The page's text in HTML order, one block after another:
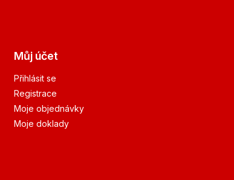
Můj účet
Přihlásit se
Registrace
Moje objednávky
Moje doklady